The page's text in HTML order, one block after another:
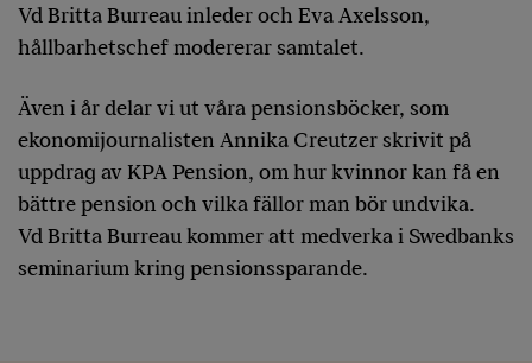
Vd Britta Burreau inleder och Eva Axelsson,
hållbarhetschef modererar samtalet.
Även i år delar vi ut våra pensionsböcker, som
ekonomijournalisten Annika Creutzer skrivit på
uppdrag av KPA Pension, om hur kvinnor kan få en
bättre pension och vilka fällor man bör undvika.
Vd Britta Burreau kommer att medverka i Swedbanks
seminarium kring pensionssparande. ​